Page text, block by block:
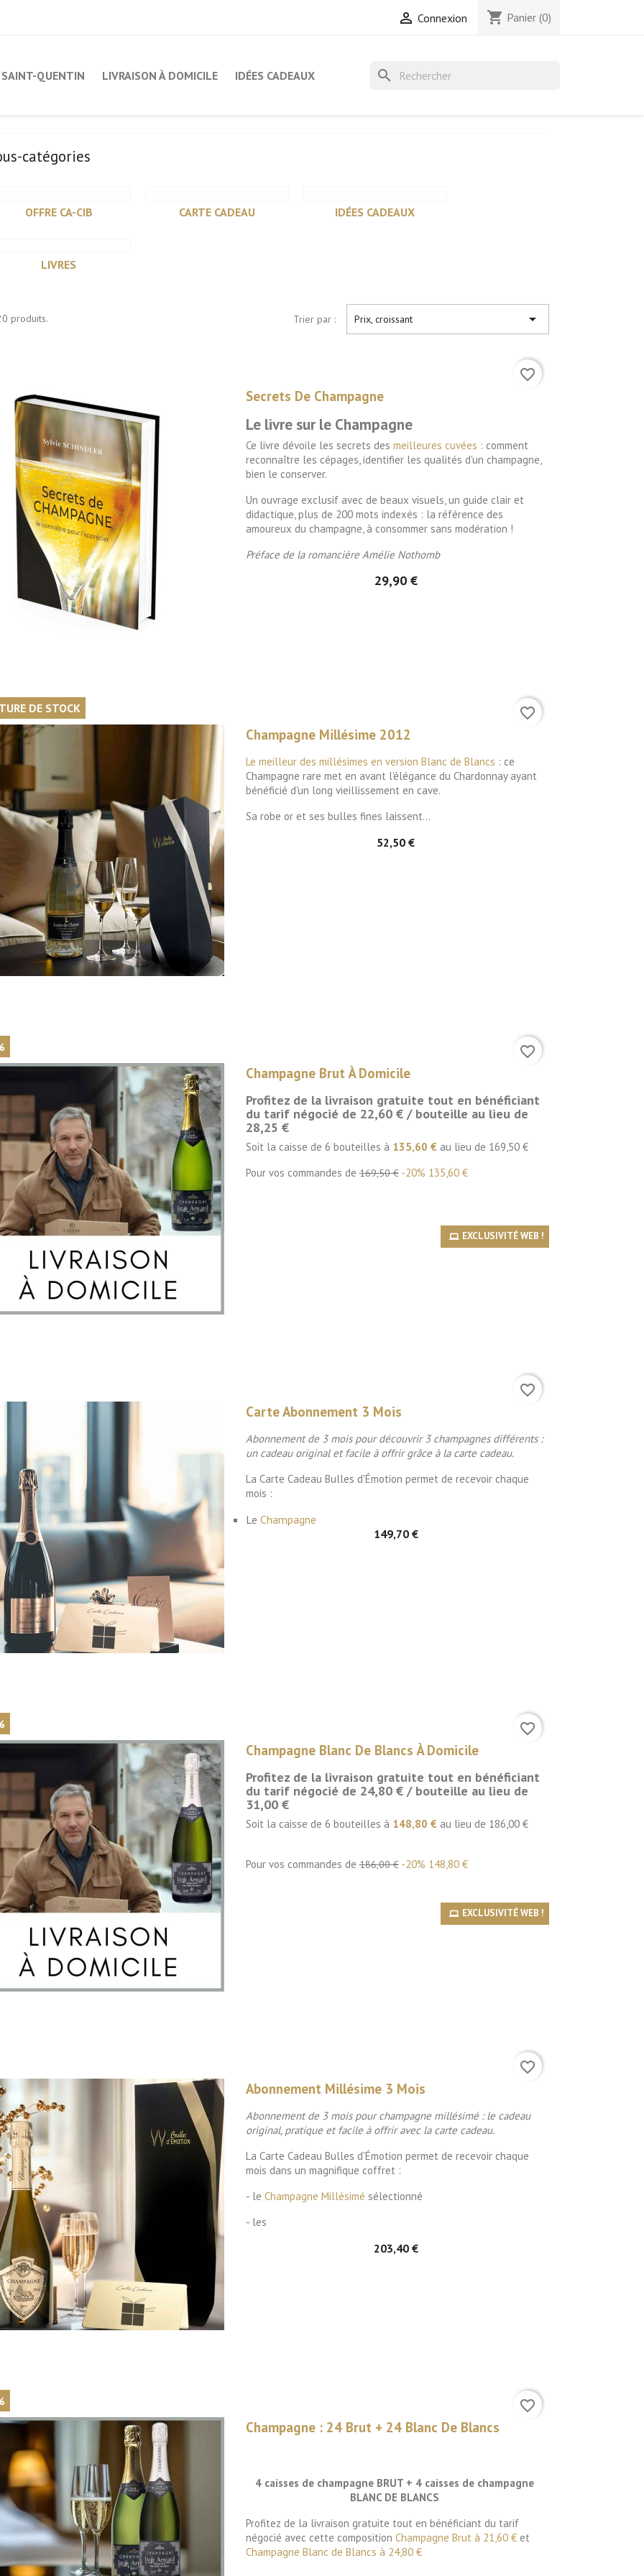
 Connexion shopping_cart Panier (0)
SAINT-QUENTIN LIVRAISON À DOMICILE IDÉES CADEAUX search
catégories
OFFRE CA-CIB CARTE CADEAU IDÉES CADEAUX
LIVRES
produits. Trier par : Prix, croissant 
Secrets De Champagne
Le livre sur le Champagne
Ce livre dévoile les secrets des meilleures cuvées : comment
reconnaître les cépages, identifier les qualités d'un champagne,
bien le conserver.
Un ouvrage exclusif avec de beaux visuels, un guide clair et
didactique, plus de 200 mots indexés : la référence des
amoureux du champagne, à consommer sans modération !
Préface de la romancière Amélie Nothomb
29,90 €
favorite_border
Champagne Millésime 2012
Le meilleur des millésimes en version Blanc de Blancs : ce
Champagne rare met en avant l'élégance du Chardonnay ayant
bénéficié d'un long vieillissement en cave.
Sa robe or et ses bulles fines laissent...
52,50 €
DE STOCK favorite_border
Champagne Brut À Domicile
Profitez de la livraison gratuite tout en bénéficiant
du tarif négocié de 22,60 € / bouteille au lieu de
28,25 €
Soit la caisse de 6 bouteilles à 135,60 € au lieu de 169,50 €
Pour vos commandes de169,50 € -20% 135,60 €
EXCLUSIVITÉ WEB !
favorite_border
Carte Abonnement 3 Mois
Abonnement de 3 mois pour découvrir 3 champagnes différents :
un cadeau original et facile à offrir grâce à la carte cadeau.
La Carte Cadeau Bulles d'Émotion permet de recevoir chaque
mois :
Le Champagne
149,70 €
favorite_border
Champagne Blanc De Blancs À Domicile
Profitez de la livraison gratuite tout en bénéficiant
du tarif négocié de 24,80 € / bouteille au lieu de
31,00 €
Soit la caisse de 6 bouteilles à 148,80 € au lieu de 186,00 €
Pour vos commandes de186,00 € -20% 148,80 €
EXCLUSIVITÉ WEB !
favorite_border
Abonnement Millésime 3 Mois
Abonnement de 3 mois pour champagne millésimé : le cadeau
original, pratique et facile à offrir avec la carte cadeau.
La Carte Cadeau Bulles d'Émotion permet de recevoir chaque
mois dans un magnifique coffret :
- le Champagne Millésimé sélectionné
- les
203,40 €
favorite_border
Champagne : 24 Brut + 24 Blanc De Blancs
4 caisses de champagne BRUT + 4 caisses de champagne
BLANC DE BLANCS
Profitez de la livraison gratuite tout en bénéficiant du tarif
négocié avec cette composition Champagne Brut à 21,60 €et
Champagne Blanc de Blancs à 24,80 €
favorite_border